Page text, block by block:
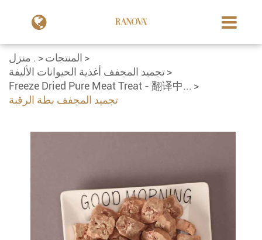
منزل .
المنتجات
تجميد المجفف أغذية الحيوانات الأليفة
Freeze Dried Pure Meat Treat - 翻译中...
تجميد المجفف بطة الرقبة